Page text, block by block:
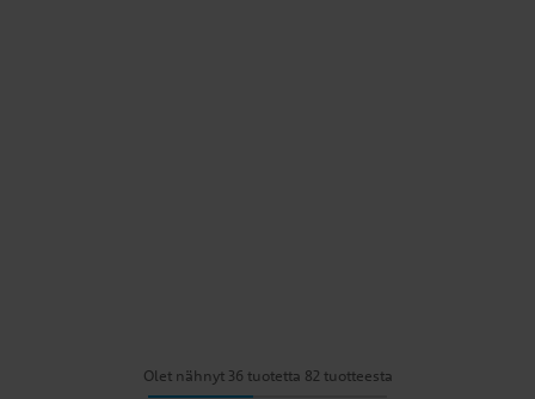
Olet nähnyt 36 tuotetta 82 tuotteesta